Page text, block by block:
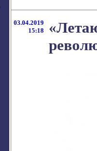
03.04.2019
15:18